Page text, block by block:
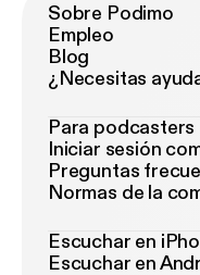
Sobre Podimo
Empleo
Blog
¿Necesitas
Para podcasters
Iniciar sesión
Preguntas
Normas de la
Escuchar en
Escuchar en